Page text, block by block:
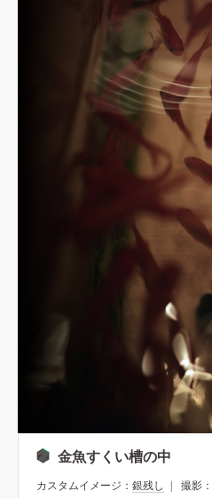
金魚すくい槽の中
カスタムイメージ： 銀残し 撮影：